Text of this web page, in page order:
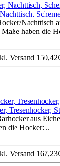
Nachttisch
haben die
Versand
Tresenhocker,
aus
die Hocker: ..
Versand